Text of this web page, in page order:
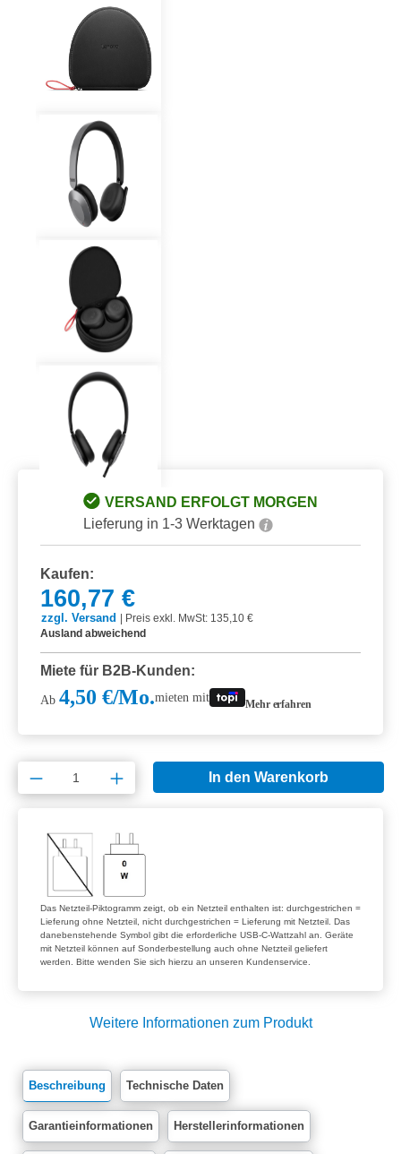
VERSAND ERFOLGT MORGEN
Lieferung in 1-3 Werktagen
Kaufen:
160,77 €
zzgl. Versand
Preis exkl. MwSt: 135,10 €
Ausland abweichend
Miete für B2B-Kunden:
Ab 4,50 €/Mo.mieten mit Mehr erfahren
Produkt Anzahl: Gib den gewünschten
In den Warenkorb
Das Netzteil-Piktogramm zeigt, ob ein Netzteil enthalten ist: durchgestrichen =
Lieferung ohne Netzteil, nicht durchgestrichen = Lieferung mit Netzteil. Das
danebenstehende Symbol gibt die erforderliche USB-C-Wattzahl an. Geräte
mit Netzteil können auf Sonderbestellung auch ohne Netzteil geliefert
werden. Bitte wenden Sie sich hierzu an unseren Kundenservice.
Weitere Informationen zum Produkt
Beschreibung Technische Daten
Garantieinformationen Herstellerinformationen